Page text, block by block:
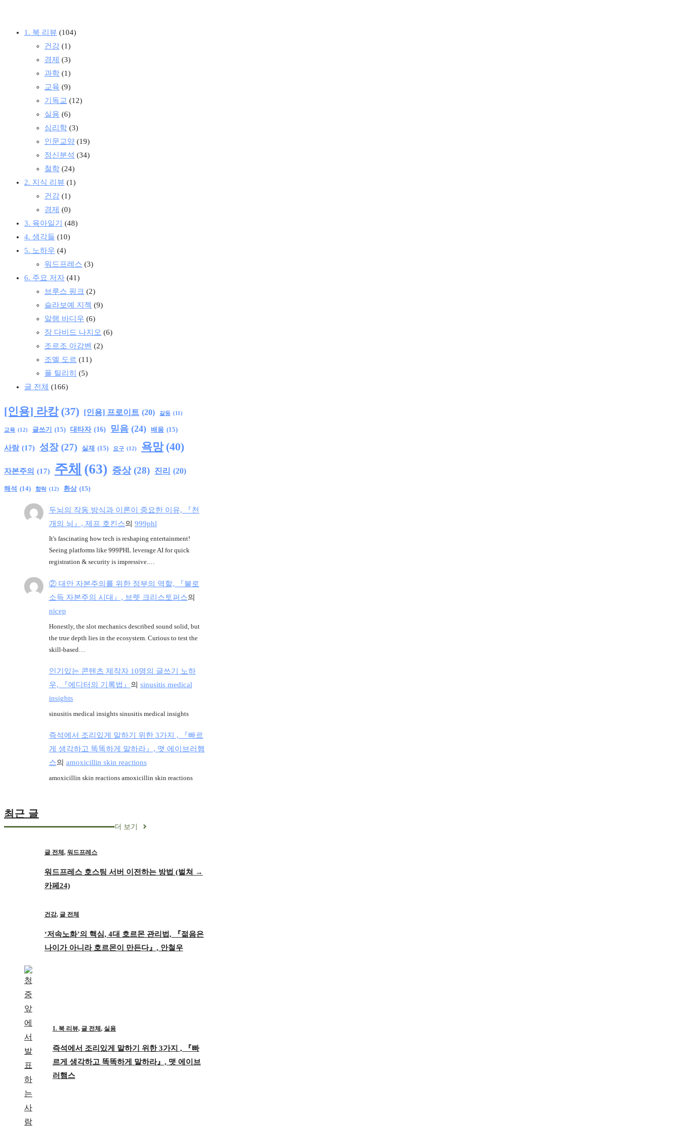
1. 북 리뷰 (104)
건강 (1)
경제 (3)
과학 (1)
교육 (9)
기독교 (12)
실용 (6)
심리학 (3)
인문교양 (19)
정신분석 (34)
철학 (24)
2. 지식 리뷰 (1)
건강 (1)
경제 (0)
3. 육아일기
(48)
4. 생각들 (10)
5. 노하우 (4)
워드프레스 (3)
6. 주요 저자 (41)
브루스 핑크 (2)
슬라보예 지젝 (9)
알랭 바디우 (6)
장 다비드 나지오 (6)
조르조 아감벤 (2)
조엘 도르 (11)
폴 틸리히 (5)
글 전체 (166)
[인용] 라캉 (37) [인용] 프로이트 (20) 갈등 (11)
교육 (12) 글쓰기 (15) 대타자 (16) 믿음 (24) 배움 (15)
사랑 (17) 성장 (27) 실재 (15) 요구 (12) 욕망 (40)
자본주의 (17) 주체 (63) 증상 (28) 진리 (20)
해석 (14) 향락 (12) 환상 (15)
두뇌의 작동 방식과 이론이 중요한 이유, 『천
개의 뇌』, 제프 호킨스의 999phl
It's fascinating how tech is reshaping entertainment!
Seeing platforms like 999PHL leverage AI for quick
registration & security is impressive.…
② 대안 자본주의를 위한 정부의 역할, 『불로
소득 자본주의 시대』, 브렛 크리스토퍼스의
nicep
Honestly, the slot mechanics described sound solid, but
the true depth lies in the ecosystem. Curious to test the
skill-based…
인기있는 콘텐츠 제작자 10명의 글쓰기 노하
우, 『에디터의 기록법』 의 sinusitis medical
insights
sinusitis medical insights sinusitis medical insights
즉석에서 조리있게 말하기 위한 3가지 , 『빠르
게 생각하고 똑똑하게 말하라』, 맷 에이브러햄
스의 amoxicillin skin reactions
amoxicillin skin reactions amoxicillin skin reactions
최근 글
더 보기
글 전체, 워드프레스
워드프레스 호스팅 서버 이전하는 방법 (벌쳐 →
카페24)
건강, 글 전체
‘저속노화’의 핵심, 4대 호르몬 관리법, 『젊음은
나이가 아니라 호르몬이 만든다』, 안철우
1. 북 리뷰, 글 전체, 실용
즉석에서 조리있게 말하기 위한 3가지 , 『빠
르게 생각하고 똑똑하게 말하라』, 맷 에이브
러햄스